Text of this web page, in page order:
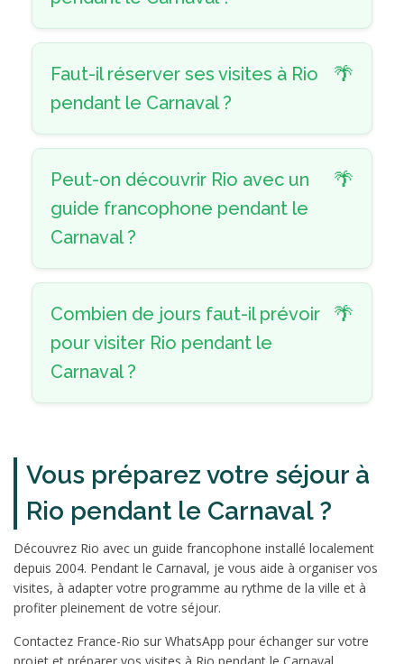
Faut-il réserver ses visites à Rio
pendant le Carnaval ?
Peut-on découvrir Rio avec un
guide francophone pendant le
Carnaval ?
Combien de jours faut-il prévoir
pour visiter Rio pendant le
Carnaval ?
Vous préparez votre séjour à
Rio pendant le Carnaval ?
Découvrez Rio avec un guide francophone installé localement
depuis 2004. Pendant le Carnaval, je vous aide à organiser vos
visites, à adapter votre programme au rythme de la ville et à
profiter pleinement de votre séjour.
Contactez France-Rio sur WhatsApp pour échanger sur votre
projet et préparer vos visites à Rio pendant le Carnaval.